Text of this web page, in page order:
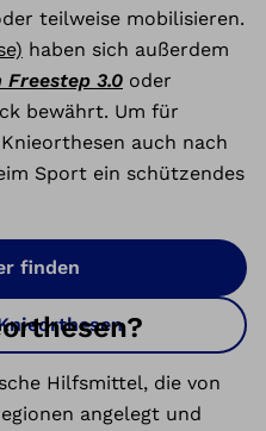
teilweise mobilisieren.
haben sich außerdem
Freestep 3.0 oder
bewährt. Um für
auch nach
Sport ein schützendes
finden
Hilfsmittel, die von
angelegt und